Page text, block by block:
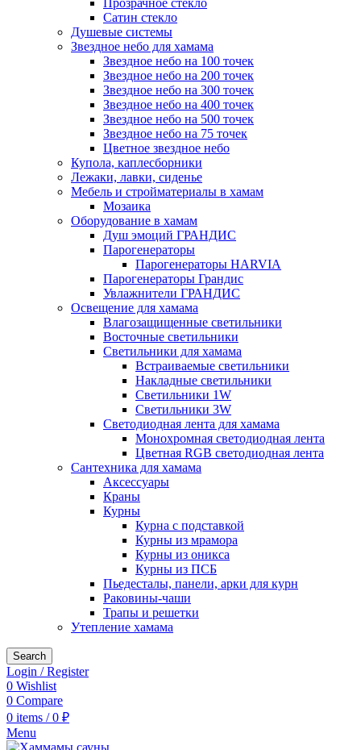
Прозрачное стекло
Сатин стекло
Душевые системы
Звездное небо для хамама
Звездное небо на 100 точек
Звездное небо на 200 точек
Звездное небо на 300 точек
Звездное небо на 400 точек
Звездное небо на 500 точек
Звездное небо на 75 точек
Цветное звездное небо
Купола, каплесборники
Лежаки, лавки, сиденье
Мебель и стройматериалы в хамам
Мозаика
Оборудование в хамам
Душ эмоций ГРАНДИС
Парогенераторы
Парогенераторы HARVIA
Парогенераторы Грандис
Увлажнители ГРАНДИС
Освещение для хамама
Влагозащищенные светильники
Восточные светильники
Светильники для хамама
Встраиваемые светильники
Накладные светильники
Светильники 1W
Светильники 3W
Светодиодная лента для хамама
Монохромная светодиодная лента
Цветная RGB светодиодная лента
Сантехника для хамама
Аксессуары
Краны
Курны
Курна с подставкой
Курны из мрамора
Курны из оникса
Курны из ПСБ
Пьедесталы, панели, арки для курн
Раковины-чаши
Трапы и решетки
Утепление хамама
Search
Login / Register
0 Wishlist
0 Compare
0 items / 0 ₽
Menu